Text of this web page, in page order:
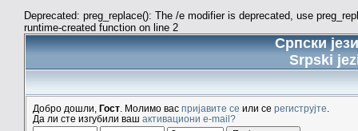
Deprecated: preg_replace(): The /e modifier is deprecated, use
runtime-created function on line 2
Српски
Srpski
Добро дошли, Гост . Молимо вас пријавите се или се региструјте
Да ли сте изгубили ваш активациони e-mail?